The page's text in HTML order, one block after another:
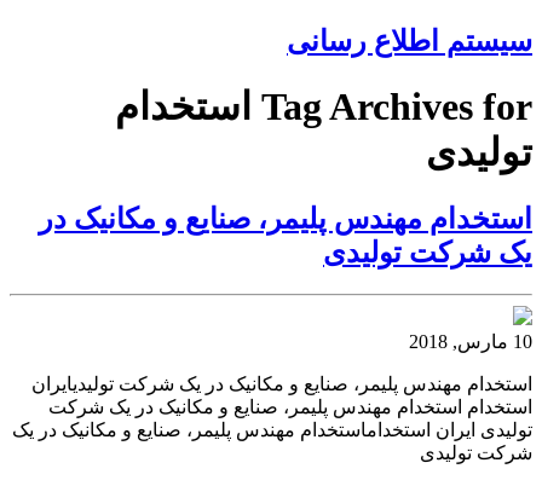
سیستم اطلاع رسانی
Tag Archives for استخدام
تولیدی
استخدام مهندس پلیمر، صنایع و مکانیک در
یک شرکت تولیدی
10 مارس, 2018
استخدام مهندس پلیمر، صنایع و مکانیک در یک شرکت تولیدیایران
استخدام استخدام مهندس پلیمر، صنایع و مکانیک در یک شرکت
تولیدی ایران استخداماستخدام مهندس پلیمر، صنایع و مکانیک در یک
شرکت تولیدی